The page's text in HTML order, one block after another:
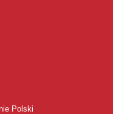
Polski